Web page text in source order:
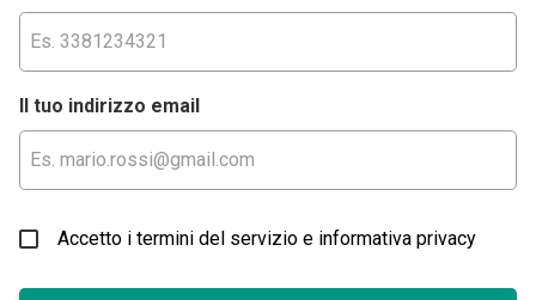
Il tuo indirizzo email
Accetto i termini del servizio e informativa privacy